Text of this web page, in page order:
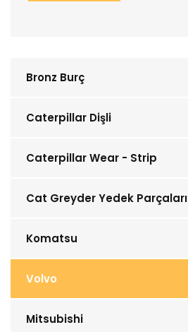
Bronz Burç
Caterpillar Dişli
Caterpillar Wear - Strip
Cat Greyder Yedek Parçaları
Komatsu
Volvo
Mitsubishi